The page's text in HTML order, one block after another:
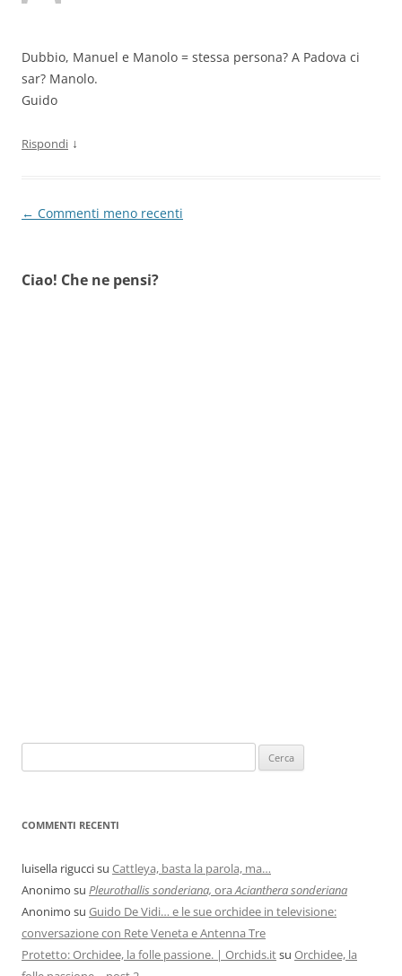
Dubbio, Manuel e Manolo = stessa persona? A Padova ci
sar? Manolo.
Guido
Rispondi ↓
Navigazione
← Commenti meno recenti
Ciao! Che ne pensi?
COMMENTI RECENTI
luisella riguccisu Cattleya, basta la parola, ma…
Anonimo su Pleurothallis sonderiana, ora Acianthera sonderiana
Anonimo su Guido De Vidi… e le sue orchidee in televisione:
conversazione con Rete Veneta e Antenna Tre
Protetto: Orchidee, la folle passione. | Orchids.itsu Orchidee, la